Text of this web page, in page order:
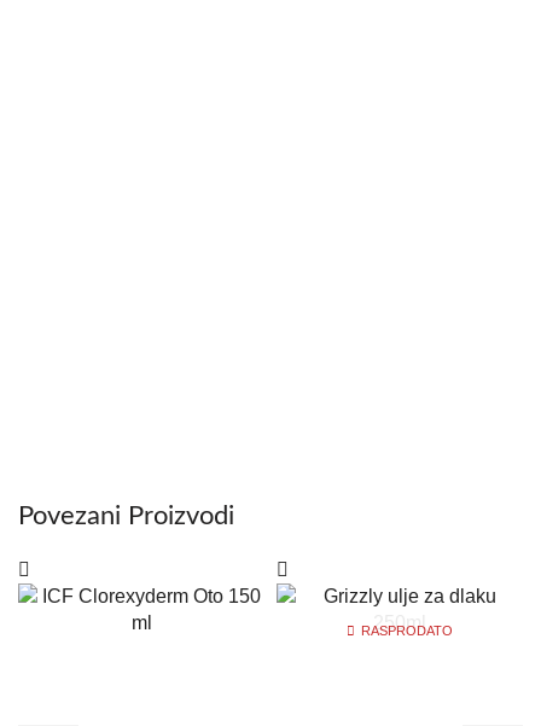
Povezani Proizvodi
RASPRODATO